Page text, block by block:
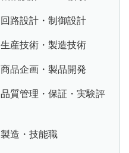
回路設計・制御設計
生産技術・製造技術
商品企画・製品開発
品質管理・保証・実験評
製造・技能職